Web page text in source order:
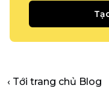
‹ Tới trang chủ Blog